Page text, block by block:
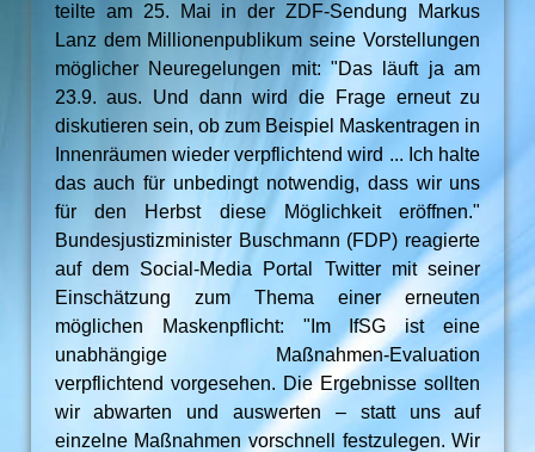
teilte am 25. Mai in der ZDF-Sendung Markus
Lanz dem Millionenpublikum seine Vorstellungen
möglicher Neuregelungen mit: "Das läuft ja am
23.9. aus. Und dann wird die Frage erneut zu
diskutieren sein, ob zum Beispiel Maskentragen in
Innenräumen wieder verpflichtend wird ... Ich halte
das auch für unbedingt notwendig, dass wir uns
für den Herbst diese Möglichkeit eröffnen."
Bundesjustizminister Buschmann (FDP) reagierte
auf dem Social-Media Portal Twitter mit seiner
Einschätzung zum Thema einer erneuten
möglichen Maskenpflicht: "Im IfSG ist eine
unabhängige Maßnahmen-Evaluation
verpflichtend vorgesehen. Die Ergebnisse sollten
wir abwarten und auswerten – statt uns auf
einzelne Maßnahmen vorschnell festzulegen. Wir